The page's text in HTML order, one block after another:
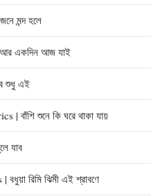
মন্দ হলে
একদিন আজ যাই
শুধু এই
শুনে কি ঘরে থাকা যায়
যাব
রিমি ঝিমী এই শ্রাবণে